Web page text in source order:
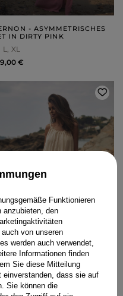
- ASYMMETRISCHES
IN DIRTY PINK
L XL
€
- BOHO BEIGE MAXIKLEID
Funktionieren
anzubieten, den
von unseren
werden auch verwendet,
Informationen finden
Sie diese Mitteilung
dass sie auf
Sie können die